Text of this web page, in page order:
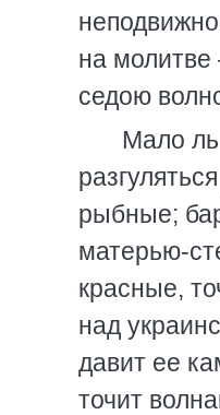
на молитве
седою
Мало
рыбные;
матерью-
красные,
над
давит ее
точит